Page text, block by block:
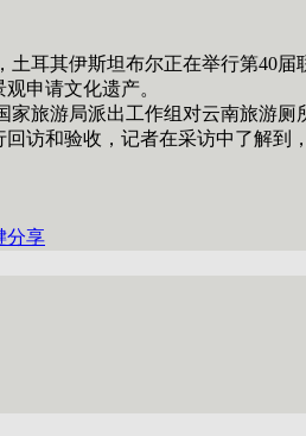
耳其伊斯坦布尔正在举行第40届
申请文化遗产。
游局派出工作组对云南旅游厕
访和验收，记者在采访中了解到
分享